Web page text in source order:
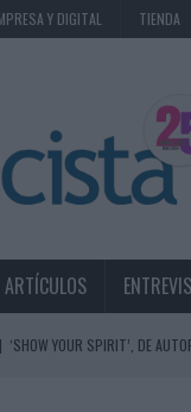
Y DIGITAL TIENDA
ARTÍCULOS
| EL MÁLAGA CF CULMINA SU